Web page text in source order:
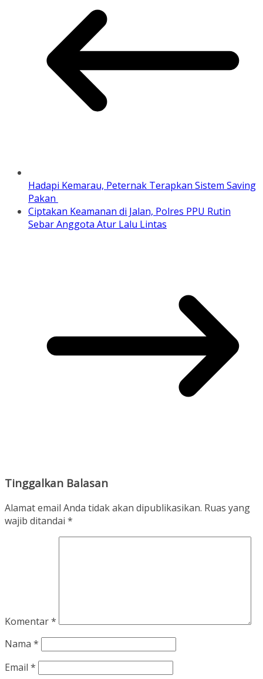
Hadapi Kemarau, Peternak Terapkan Sistem Saving
Pakan
Ciptakan Keamanan di Jalan, Polres PPU Rutin
Sebar Anggota Atur Lalu Lintas
Tinggalkan Balasan
Alamat email Anda tidak akan dipublikasikan. Ruas yang
wajib ditandai *
Komentar*
Nama *
Email *